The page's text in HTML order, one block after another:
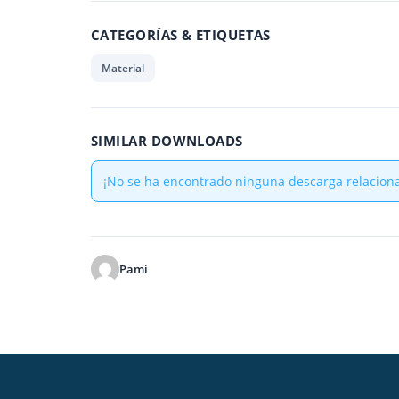
CATEGORÍAS & ETIQUETAS
Material
SIMILAR DOWNLOADS
¡No se ha encontrado ninguna descarga
Pami